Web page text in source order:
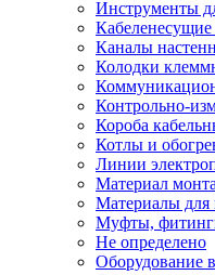
Инструменты
Каналы
Колодки
Контрольно-
Короба
Котлы и
Линии
Материал
Материалы для
Муфты,
Не определено
Оборудование